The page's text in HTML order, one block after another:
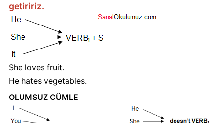
getiririz.
She loves fruit.
He hates vegetables.
OLUMSUZ CÜMLE